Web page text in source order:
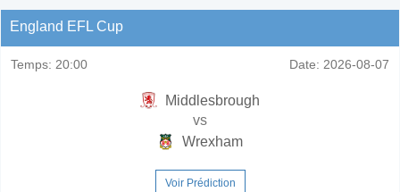
England EFL Cup
Temps: 20:00 Date: 2026-08-07
Middlesbrough
vs
Wrexham
Voir Prédiction